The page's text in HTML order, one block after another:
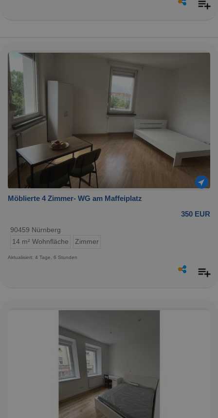
Möblierte 4 Zimmer- WG am Maffeiplatz
350 EUR
90459 Nürnberg
14 m² Wohnfläche
Zimmer
Aktualisiert: 4 Tage, 6 Stunden